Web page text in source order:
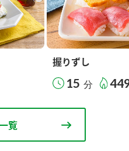
握りずし
15 分
覧